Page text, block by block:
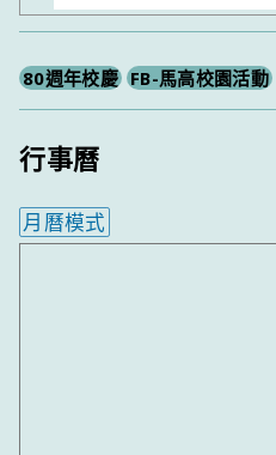
尋
80週年校慶 FB-馬高校園活動
行事曆
月曆模式